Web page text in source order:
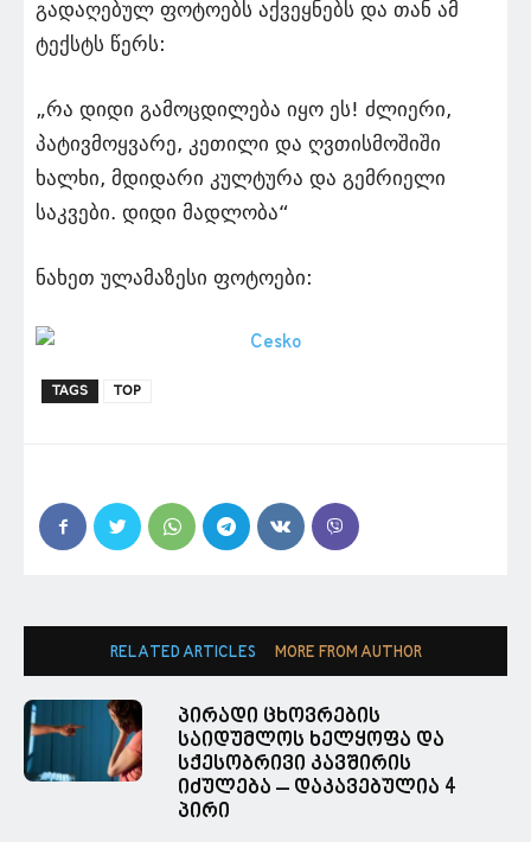
გადაღებულ ფოტოებს აქვეყნებს და თან ამ
ტექსტს წერს:
„რა დიდი გამოცდილება იყო ეს! ძლიერი,
პატივმოყვარე, კეთილი და ღვთისმოშიში
ხალხი, მდიდარი კულტურა და გემრიელი
საკვები. დიდი მადლობა“
ნახეთ ულამაზესი ფოტოები:
TAGS TOP
RELATED ARTICLES MORE FROM AUTHOR
პირადი ცხოვრების
საიდუმლოს ხელყოფა და
სქესობრივი კავშირის
იძულება – დაკავებულია 4
პირი